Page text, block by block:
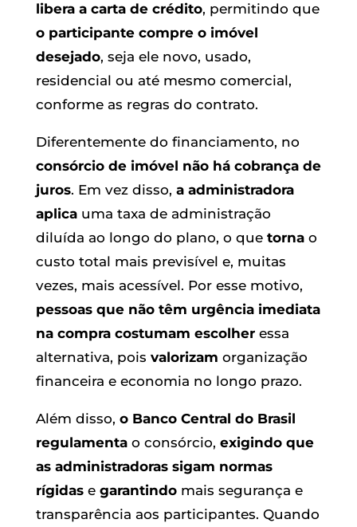
libera a carta de crédito, permitindo que
o participante compre o imóvel
desejado, seja ele novo, usado,
residencial ou até mesmo comercial,
conforme as regras do contrato.
Diferentemente do financiamento, no
consórcio de imóvel não há cobrança de
juros. Em vez disso, a administradora
aplicauma taxa de administração
diluída ao longo do plano, o que tornao
custo total mais previsível e, muitas
vezes, mais acessível. Por esse motivo,
pessoas que não têm urgência imediata
na compra costumam escolheressa
alternativa, pois valorizam organização
financeira e economia no longo prazo.
Além disso, o Banco Central do Brasil
regulamentao consórcio, exigindo que
as administradoras sigam normas
rígidase garantindomais segurança e
transparência aos participantes. Quando